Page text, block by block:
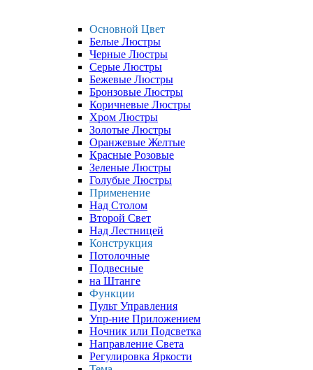
Основной Цвет
Белые Люстры
Черные Люстры
Серые Люстры
Бежевые Люстры
Бронзовые Люстры
Коричневые Люстры
Хром Люстры
Золотые Люстры
Оранжевые Желтые
Красные Розовые
Зеленые Люстры
Голубые Люстры
Применение
Над Столом
Второй Свет
Над Лестницей
Конструкция
Потолочные
Подвесные
на Штанге
Функции
Пульт Управления
Упр-ние Приложением
Ночник или Подсветка
Направление Света
Регулировка Яркости